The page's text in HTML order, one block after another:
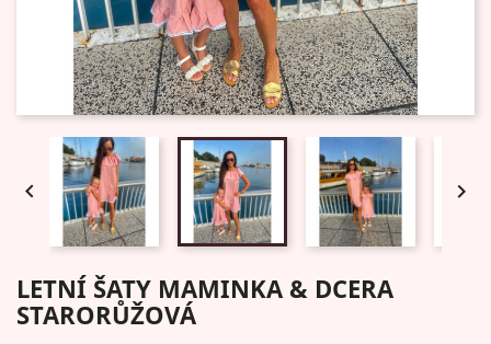
 
LETNÍ ŠATY MAMINKA & DCERA
STARORŮŽOVÁ